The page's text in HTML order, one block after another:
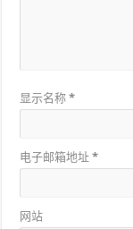
显示名称*
电子邮箱地址*
网站